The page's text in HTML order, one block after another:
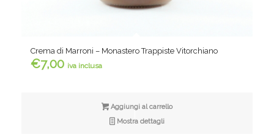
Crema di Marroni – Monastero Trappiste Vitorchiano
€7,00 iva inclusa
Aggiungi al carrello
Mostra dettagli